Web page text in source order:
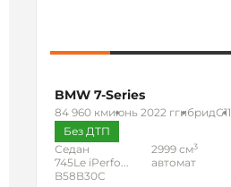
BMW 7-Series
84 960 кмиюнь 2022 ггибридG11
Без ДТП
Седан
745Le iPerfo...
B58B30C
2999 см3
автомат